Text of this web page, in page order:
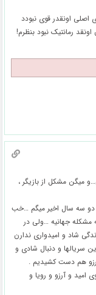
اصلی اونقدر قوی نبودد
رمانتیک نبود بنظرم!
میگن مشکل از بازیگر ،
دو سه سال اخیر میگم …خب
مشکله جهانیه …ولی در
شاد و امیدواری ندارن
سریالها و دنبال شادی و
هم دست کشیدیم .
امید و آرزو و رویا و